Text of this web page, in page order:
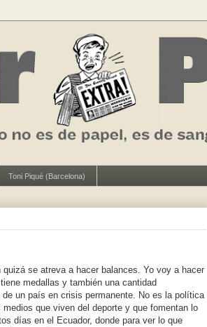
Toni Piqué (Barcelona)
se atreva a hacer balances. Yo voy a hacer
medallas y también una cantidad
un país en crisis permanente. No es la política
que viven del deporte y que fomentan lo
días en el Ecuador, donde para ver lo que